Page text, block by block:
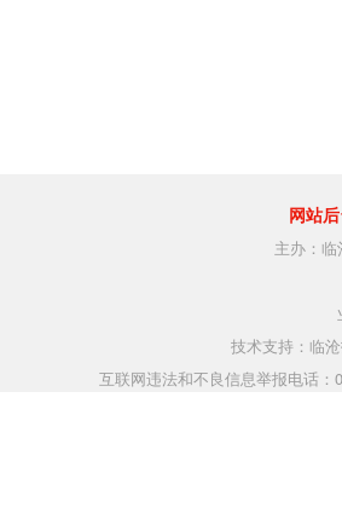
网站
主办：
技术支持：临
互联网违法和不良信息举报电话